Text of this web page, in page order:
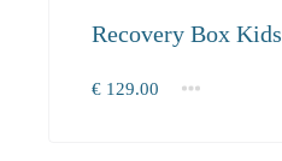
Recovery Box Kids
€ 129.00
1 2-3
4+